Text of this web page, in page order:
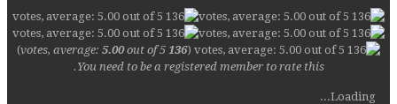
(
136
5.00out of 5
)
You need to be a registered member to rate this.
Loading...